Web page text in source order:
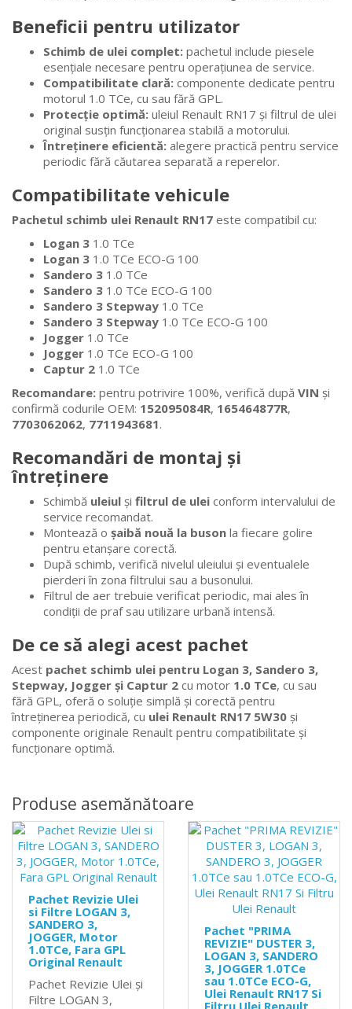
Beneficii pentru utilizator
Schimb de ulei complet: pachetul include piesele
esențiale necesare pentru operațiunea de service.
Compatibilitate clară: componente dedicate pentru
motorul 1.0 TCe, cu sau fără GPL.
Protecție optimă: uleiul Renault RN17 și filtrul de ulei
original susțin funcționarea stabilă a motorului.
Întreținere eficientă: alegere practică pentru service
periodic fără căutarea separată a reperelor.
Compatibilitate vehicule
Pachetul schimb ulei Renault RN17 este compatibil cu:
Logan 3 1.0 TCe
Logan 3 1.0 TCe ECO-G 100
Sandero 3 1.0 TCe
Sandero 3 1.0 TCe ECO-G 100
Sandero 3 Stepway 1.0 TCe
Sandero 3 Stepway 1.0 TCe ECO-G 100
Jogger 1.0 TCe
Jogger 1.0 TCe ECO-G 100
Captur 2 1.0 TCe
Recomandare: pentru potrivire 100%, verifică după VIN și
confirmă codurile OEM: 152095084R, 165464877R,
7703062062, 7711943681.
Recomandări de montaj și
întreținere
Schimbă uleiul și filtrul de ulei conform intervalului de
service recomandat.
Montează o șaibă nouă la buson la fiecare golire
pentru etanșare corectă.
După schimb, verifică nivelul uleiului și eventualele
pierderi în zona filtrului sau a busonului.
Filtrul de aer trebuie verificat periodic, mai ales în
condiții de praf sau utilizare urbană intensă.
De ce să alegi acest pachet
Acest pachet schimb ulei pentru Logan 3, Sandero 3,
Stepway, Jogger și Captur 2 cu motor 1.0 TCe, cu sau
fără GPL, oferă o soluție simplă și corectă pentru
întreținerea periodică, cu ulei Renault RN17 5W30 și
componente originale Renault pentru compatibilitate și
funcționare optimă.
Produse asemănătoare
Pachet Revizie Ulei
si Filtre LOGAN 3,
SANDERO 3,
JOGGER, Motor
1.0TCe, Fara GPL
Original Renault
Pachet Revizie Ulei și
Filtre LOGAN 3,
Pachet "PRIMA
REVIZIE" DUSTER 3,
LOGAN 3, SANDERO
3, JOGGER 1.0TCe
sau 1.0TCe ECO-G,
Ulei Renault RN17 Si